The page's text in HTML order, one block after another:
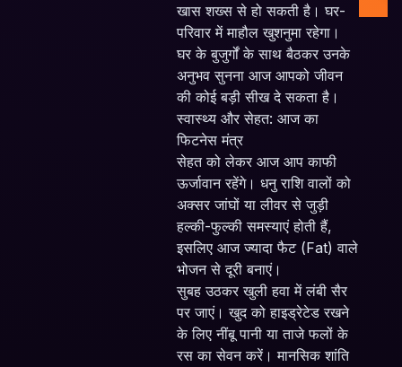
खास शख्स से हो सकती है। घर-
परिवार में माहौल खुशनुमा रहेगा।
घर के बुजुर्गों के साथ बैठकर उनके
अनुभव सुनना आज आपको जीवन
की कोई बड़ी सीख दे सकता है।
स्वास्थ्य और सेहत: आज का
फिटनेस मंत्र
सेहत को लेकर आज आप काफी
ऊर्जावान रहेंगे। धनु राशि वालों को
अक्सर जांघों या लीवर से जुड़ी
हल्की-फुल्की समस्याएं होती हैं,
इसलिए आज ज्यादा फैट (Fat) वाले
भोजन से दूरी बनाएं।
सुबह उठकर खुली हवा में लंबी सैर
पर जाएं। खुद को हाइड्रेटेड रखने
के लिए नींबू पानी या ताजे फलों के
रस का सेवन करें। मानसिक शांति